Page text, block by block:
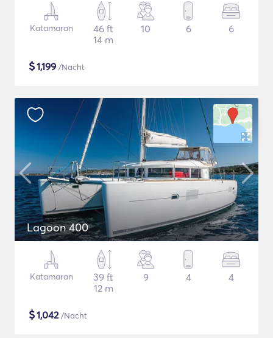
Katamaran
46 ft
14 m
10 6 6
$1,199 /Nacht
Lagoon 400
Katamaran
39 ft
12 m
9 4 4
$1,042/Nacht